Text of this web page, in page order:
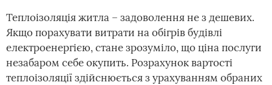
Теплоізоляція житла – задоволення не з дешевих.
Якщо порахувати витрати на обігрів будівлі
електроенергією, стане зрозуміло, що ціна послуги
незабаром себе окупить. Розрахунок вартості
теплоізоляції здійснюється з урахуванням обраних